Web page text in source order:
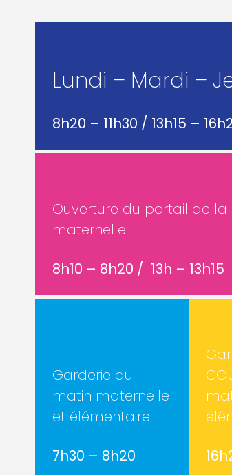
Lundi – Mardi –
8h20 – 11h30 / 13h15 –
Ouverture du portail de la
maternelle
8h10 – 8h20 / 13h – 13h15
Garderie du
matin maternelle
et élémentaire
7h30 – 8h20